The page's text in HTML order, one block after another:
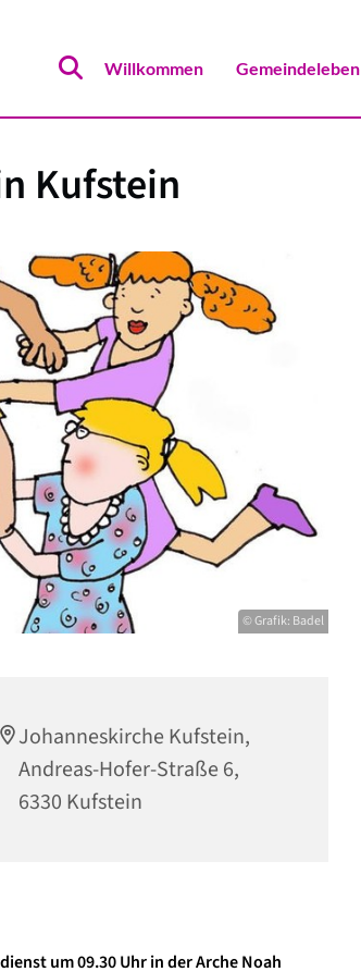
Willkommen Gemeindeleben
Kufstein
© Grafik: Badel
Johanneskirche Kufstein,
Andreas-Hofer-Straße 6,
6330 Kufstein
um 09.30 Uhr in der Arche Noah